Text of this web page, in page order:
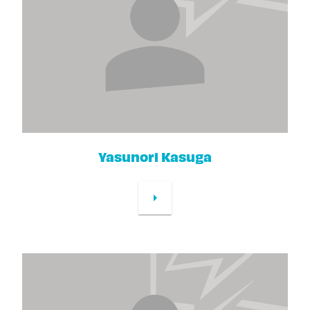
Yasunori Kasuga
arrow_right